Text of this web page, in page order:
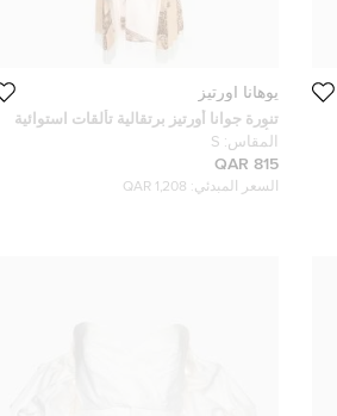
يوهانا اورتيز
تنورة جوانا أورتيز برتقالية تألقات استوائية
بتأثير التفاف ماكسي صغيرة
المقاس: S
815 QAR
السعر المبدئي: 1,208 QAR